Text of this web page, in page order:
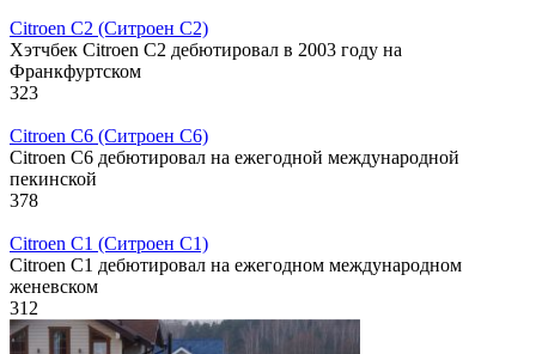
Citroen C2 (Ситроен С2)
Хэтчбек Citroen C2 дебютировал в 2003 году на
Франкфуртском
323
Citroen C6 (Ситроен С6)
Citroen C6 дебютировал на ежегодной международной
пекинской
378
Citroen C1 (Ситроен С1)
Citroen C1 дебютировал на ежегодном международном
женевском
312